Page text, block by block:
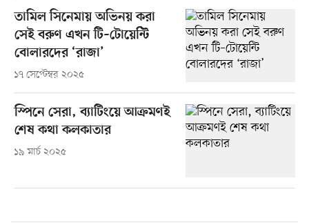
তামিল সিনেমায় অভিনয় করা
সেই বরুণ এখন টি–টোয়েন্টি
বোলারদের ‘রাজা’
১৭ সেপ্টেম্বর ২০২৫
স্পিনে সেরা, ব্যাটিংয়ে আক্রমণই
শেষ কথা কলকাতার
১৯ মার্চ ২০২৫